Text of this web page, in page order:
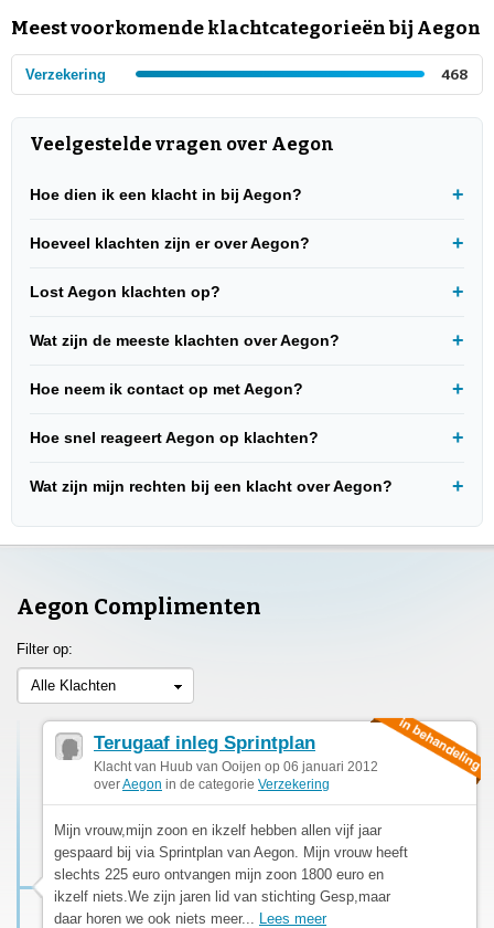
Meest voorkomende klachtcategorieën bij Aegon
Verzekering 468
Veelgestelde vragen over Aegon
Hoe dien ik een klacht in bij Aegon?
Hoeveel klachten zijn er over Aegon?
Lost Aegon klachten op?
Wat zijn de meeste klachten over Aegon?
Hoe neem ik contact op met Aegon?
Hoe snel reageert Aegon op klachten?
Wat zijn mijn rechten bij een klacht over Aegon?
Aegon Complimenten
Filter op:
Alle Klachten
Terugaaf inleg Sprintplan
Klacht van Huub van Ooijen op 06 januari 2012
overAegon in de categorie Verzekering
Mijn vrouw,mijn zoon en ikzelf hebben allen vijf jaar
gespaard bij via Sprintplan van Aegon. Mijn vrouw heeft
slechts 225 euro ontvangen mijn zoon 1800 euro en
ikzelf niets.We zijn jaren lid van stichting Gesp,maar
daar horen we ook niets meer... Lees meer